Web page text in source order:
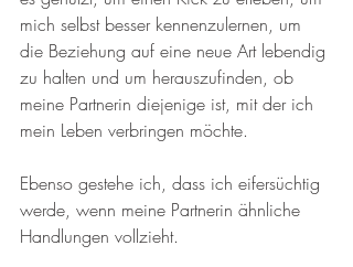
mich selbst besser kennenzulernen, um
die Beziehung auf eine neue Art lebendig
zu halten und um herauszufinden, ob
meine Partnerin diejenige ist, mit der ich
mein Leben verbringen möchte.
Ebenso gestehe ich, dass ich eifersüchtig
werde, wenn meine Partnerin ähnliche
Handlungen vollzieht.